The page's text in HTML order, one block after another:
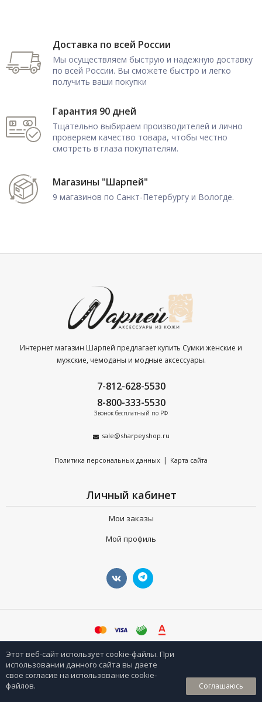
Доставка по всей России
Мы осуществляем быструю и надежную доставку
по всей России. Вы сможете быстро и легко
получить ваши покупки
Гарантия 90 дней
Тщательно выбираем производителей и лично
проверяем качество товара, чтобы честно
смотреть в глаза покупателям.
Магазины "Шарпей"
9 магазинов по Санкт-Петербургу и Вологде.
Интернет магазин Шарпей предлагает купить Сумки женские и
мужские, чемоданы и модные аксессуары.
7-812-628-5530
8-800-333-5530
Звонок бесплатный по РФ
sale@sharpeyshop.ru
Политика персональных данных | Карта сайта
Личный кабинет
Мои заказы
Мой профиль
©sharpeyshop.ru
0
Этот веб-сайт использует cookie-файлы. При
использовании данного сайта вы даете
свое согласие на использование cookie-
файлов.
Соглашаюсь